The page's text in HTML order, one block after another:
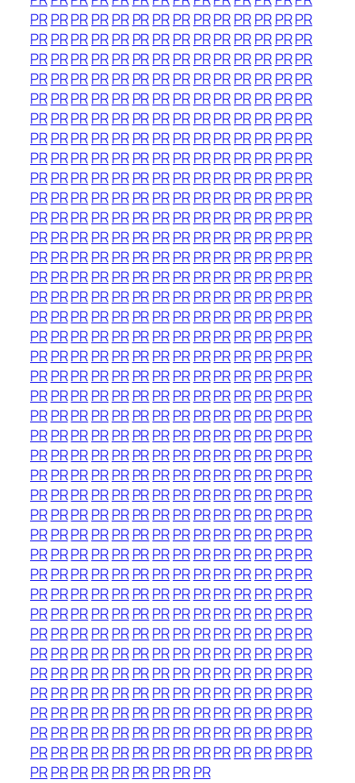
PRPRPRPRPR PRPRPRPRPRPRPR PRPR
PRPRPRPRPR PRPRPRPRPRPRPR PRPR
PRPRPRPRPR PRPRPRPRPRPRPR PRPR
PRPRPRPRPR PRPRPRPRPRPRPR PRPR
PRPRPRPRPR PRPRPRPRPRPRPR PRPR
PRPRPRPRPR PRPRPRPRPRPRPR PRPR
PRPRPRPRPR PRPRPRPRPRPRPR PRPR
PRPRPRPRPR PRPRPRPRPRPRPR PRPR
PRPRPRPRPR PRPRPRPRPRPRPR PRPR
PRPRPRPRPR PRPRPRPRPRPRPR PRPR
PRPRPRPRPR PRPRPRPRPRPRPR PRPR
PRPRPRPRPR PRPRPRPRPRPRPR PRPR
PRPRPRPRPR PRPRPRPRPRPRPR PRPR
PRPRPRPRPR PRPRPRPRPRPRPR PRPR
PRPRPRPRPR PRPRPRPRPRPRPR PRPR
PRPRPRPRPR PRPRPRPRPRPRPR PRPR
PRPRPRPRPR PRPRPRPRPRPRPR PRPR
PRPRPRPRPR PRPRPRPRPRPRPR PRPR
PRPRPRPRPR PRPRPRPRPRPRPR PRPR
PRPRPRPRPR PRPRPRPRPRPRPR PRPR
PRPRPRPRPR PRPRPRPRPRPRPR PRPR
PRPRPRPRPR PRPRPRPRPRPRPR PRPR
PRPRPRPRPR PRPRPRPRPRPRPR PRPR
PRPRPRPRPR PRPRPRPRPRPRPR PRPR
PRPRPRPRPR PRPRPRPRPRPRPR PRPR
PRPRPRPRPR PRPRPRPRPRPRPR PRPR
PRPRPRPRPR PRPRPRPRPRPRPR PRPR
PRPRPRPRPR PRPRPRPRPRPRPR PRPR
PRPRPRPRPR PRPRPRPRPRPRPR PRPR
PRPRPRPRPR PRPRPRPRPRPRPR PRPR
PRPRPRPRPR PRPRPRPRPRPRPR PRPR
PRPRPRPRPR PRPRPRPRPRPRPR PRPR
PRPRPRPRPR PRPRPRPRPRPRPR PRPR
PRPRPRPRPR PRPRPRPRPRPRPR PRPR
PRPRPRPRPR PRPRPRPRPRPRPR PRPR
PRPRPRPRPR PRPRPRPRPRPRPR PRPR
PRPRPRPRPR PRPRPRPRPRPRPR PRPR
PRPRPRPRPR PRPRPRPRPRPRPR PRPR
PRPRPRPRPR PRPRPRPR